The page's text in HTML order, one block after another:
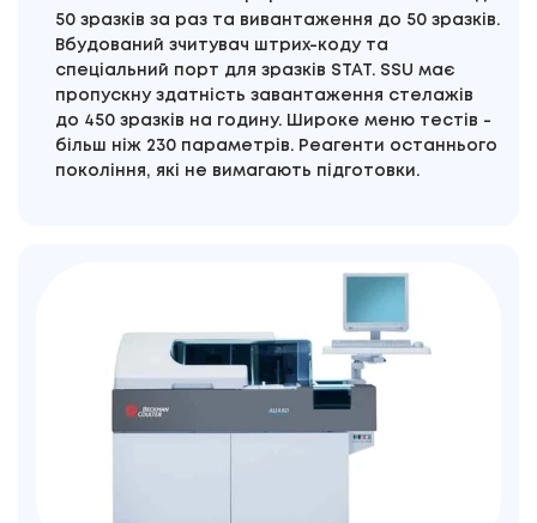
50 зразків за раз та вивантаження до 50 зразків.
Вбудований зчитувач штрих-коду та
спеціальний порт для зразків STAT. SSU має
пропускну здатність завантаження стелажів
до 450 зразків на годину. Широке меню тестів -
більш ніж 230 параметрів. Реагенти останнього
покоління, які не вимагають підготовки.